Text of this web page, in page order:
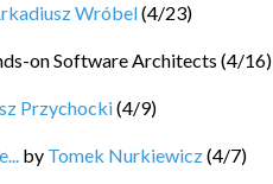
Wróbel(4/23)
on Software Architects (4/16)
Przychocki(4/9)
by Tomek Nurkiewicz(4/7)